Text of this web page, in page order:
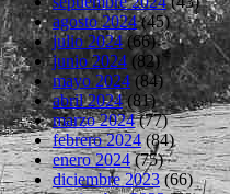
agosto 2024(45)
julio 2024(66)
junio 2024 (82)
mayo 2024 (84)
abril 2024(81)
marzo 2024(77)
febrero 2024(84)
enero 2024(75)
diciembre 2023(66)